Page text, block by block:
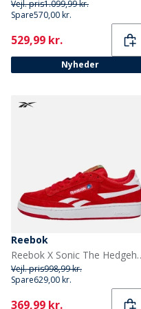
Vejl. pris1.099,99 kr.
Spare570,00 kr.
Current
529,99 kr.
Nyheder
Reebok
Reebok X Sonic The
Vejl. pris998,99 kr.
Spare629,00 kr.
Current
369,99 kr.